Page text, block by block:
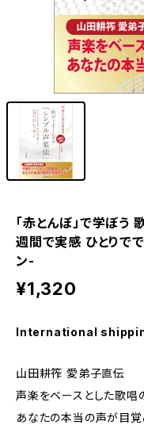
「赤とんぼ」で学ぼう
週間で実感 ひとりで
ン-
¥1,320
International
山田耕筰 愛弟子直伝
声楽をベースとした歌唱
あなたの本当の声が目覚